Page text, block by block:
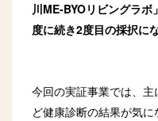
川ME-BYOリビングラ
度に続き2度目の採択に
今回の実証事業では、
ど健康診断の結果が気